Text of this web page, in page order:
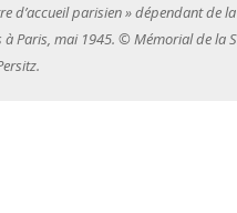
d’accueil parisien » dépendant de
à Paris, mai 1945. © Mémorial de la